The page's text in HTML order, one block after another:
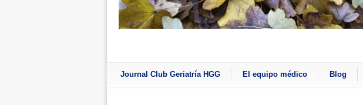
Journal Club Geriatría HGG El equipo médico Blog